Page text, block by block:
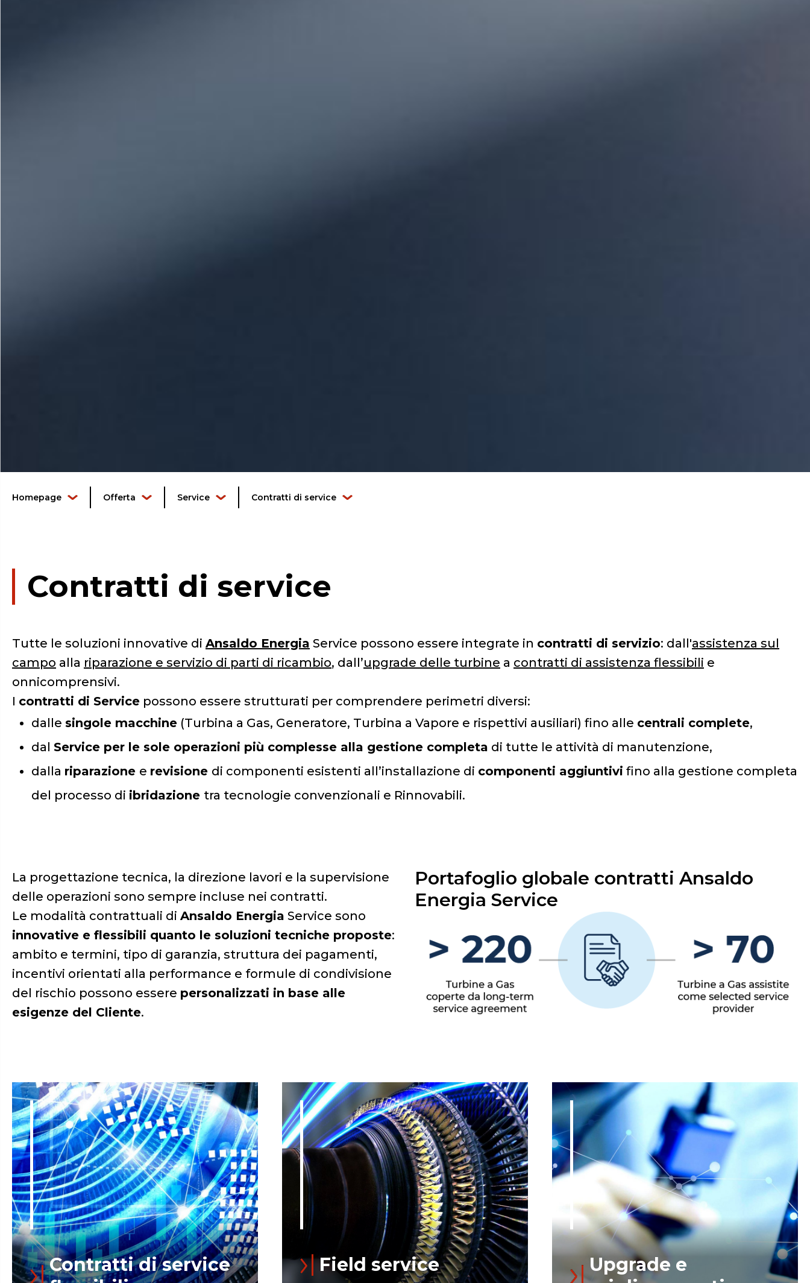
Homepage Offerta Service Contratti di service
Contratti di service
Tutte le soluzioni innovative di Ansaldo Energia Service possono essere integrate in contratti di servizio: dall'assistenza sul
campo alla riparazione e servizio di parti di ricambio, dall’upgrade delle turbine a contratti di assistenza flessibili e
onnicomprensivi.
I contratti di Service possono essere strutturati per comprendere perimetri diversi:
dalle singole macchine (Turbina a Gas, Generatore, Turbina a Vapore e rispettivi ausiliari) fino alle centrali complete,
dal Service per le sole operazioni più complesse alla gestione completa di tutte le attività di manutenzione,
dalla riparazione e revisione di componenti esistenti all’installazione di componenti aggiuntivi fino alla gestione completa
del processo di ibridazione tra tecnologie convenzionali e Rinnovabili.
La progettazione tecnica, la direzione lavori e la supervisione
delle operazioni sono sempre incluse nei contratti.
Le modalità contrattuali di Ansaldo Energia Service sono
innovative e flessibili quanto le soluzioni tecniche proposte:
ambito e termini, tipo di garanzia, struttura dei pagamenti,
incentivi orientati alla performance e formule di condivisione
del rischio possono essere personalizzati in base alle
esigenze del Cliente.
Portafoglio globale contratti Ansaldo
Energia Service
Contratti di service
Field service
Upgrade e